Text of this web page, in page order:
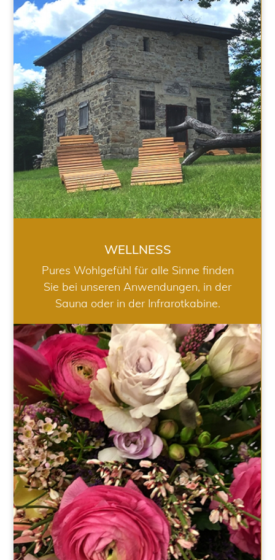
WELLNESS
WELLNESS
Pures Wohlgefühl für alle Sinne finden
Sie bei unseren Anwendungen, in der
Sauna oder in der Infrarotkabine.
HOCHZEIT